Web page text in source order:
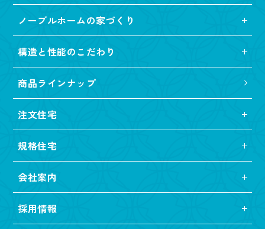
ノーブルホームの家づくり
構造と性能のこだわり
商品ラインナップ
注文住宅
規格住宅
会社案内
採用情報